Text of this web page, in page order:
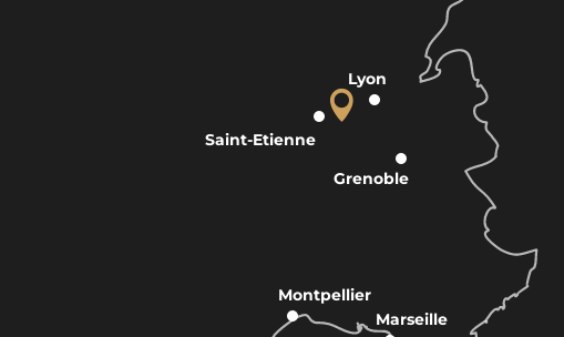
Lyon
Grenoble
Marseille
Montpellier
Saint-Etienne